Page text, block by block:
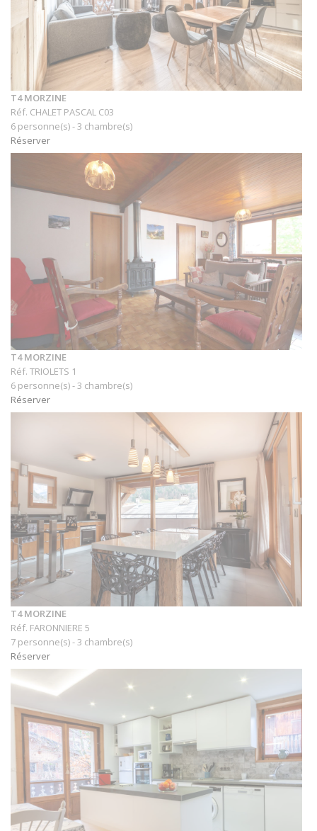
T4 MORZINE
Réf. CHALET PASCAL C03
6 personne(s) - 3 chambre(s)
Réserver
T4 MORZINE
Réf. TRIOLETS 1
6 personne(s) - 3 chambre(s)
Réserver
T4 MORZINE
Réf. FARONNIERE 5
7 personne(s) - 3 chambre(s)
Réserver